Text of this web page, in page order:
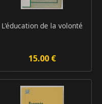
L'éducation de la volonté
15.00 €